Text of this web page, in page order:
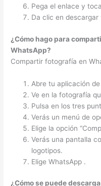
Pega el enlace y toca
Da clic en
¿Cómo hago para
WhatsApp?
Compartir fotografía en
Abre tu aplicación
Ve en la fotografía
Pulsa en los tres
Verás un menú de
Elige la opción
Verás una pantalla
logotipos.
Elige WhatsApp .
¿Cómo se puede